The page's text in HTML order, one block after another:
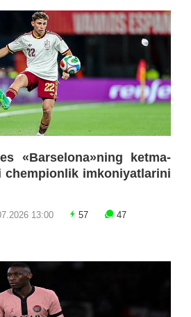
«Barselona»ning ketma-
chempionlik imkoniyatlarini
13:00 57 47